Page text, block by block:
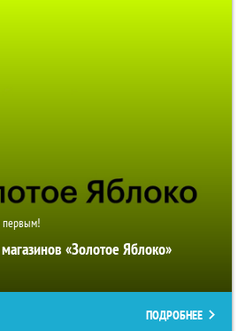
первым!
«Золотое Яблоко»
ПОДРОБНЕЕ